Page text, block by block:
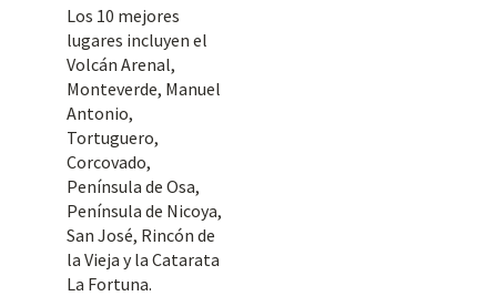
Los 10 mejores
lugares incluyen el
Volcán Arenal,
Monteverde, Manuel
Antonio,
Tortuguero,
Corcovado,
Península de Osa,
Península de Nicoya,
San José, Rincón de
la Vieja y la Catarata
La Fortuna.